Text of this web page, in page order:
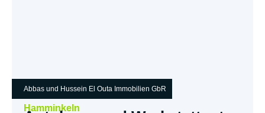
Abbas und Hussein El Outa Immobilien GbR
Hamminkeln